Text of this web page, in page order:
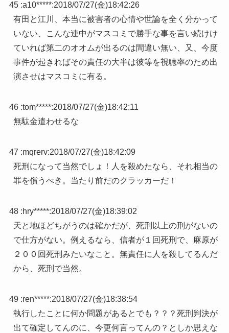
45 :a10*****:2018/07/27(金)18:42:26
有田と江川、本当に被害者の心情や世論を全く分かって
いない、こんな連中がマスコミで勝手な事を言い続けけ
ていれば第二のオオムが出るのは間違い無い、又、今度
事件が起きればその責任の大半は彼等を視聴率のため出
演させはマスコミに有る。
46 :tom*****:2018/07/27(金)18:42:11
無駄金遣わせるな
47 :mqrerv:2018/07/27(金)18:42:09
死刑になって当然でしょ！人を殺めたなら、それ相当の
罪を償うべき。当たり前だのクラッカーだ！
48 :hry*****:2018/07/27(金)18:39:02
天と地ほどちがうのは確かだが、死刑以上の刑がないの
で仕方がない。例えるなら、信者が１回死刑で、麻原が
２００回死刑みたいなこと。無責任に人を殺してるんだ
から、死刑で当然。
49 :ren*****:2018/07/27(金)18:38:54
執行したことに何か問題があるとでも？？？死刑判決が
出て確定してんのに、今更何言ってんの？としか思えな